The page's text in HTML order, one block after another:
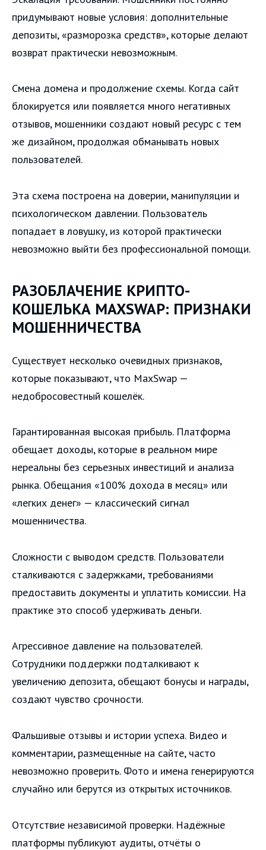
придумывают новые условия: дополнительные
депозиты, «разморозка средств», которые делают
возврат практически невозможным.
Смена домена и продолжение схемы. Когда сайт
блокируется или появляется много негативных
отзывов, мошенники создают новый ресурс с тем
же дизайном, продолжая обманывать новых
пользователей.
Эта схема построена на доверии, манипуляции и
психологическом давлении. Пользователь
попадает в ловушку, из которой практически
невозможно выйти без профессиональной помощи.
РАЗОБЛАЧЕНИЕ КРИПТО-
КОШЕЛЬКА MAXSWAP: ПРИЗНАКИ
МОШЕННИЧЕСТВА
Существует несколько очевидных признаков,
которые показывают, что MaxSwap —
недобросовестный кошелёк.
Гарантированная высокая прибыль. Платформа
обещает доходы, которые в реальном мире
нереальны без серьезных инвестиций и анализа
рынка. Обещания «100% дохода в месяц» или
«легких денег» — классический сигнал
мошенничества.
Сложности с выводом средств. Пользователи
сталкиваются с задержками, требованиями
предоставить документы и уплатить комиссии. На
практике это способ удерживать деньги.
Агрессивное давление на пользователей.
Сотрудники поддержки подталкивают к
увеличению депозита, обещают бонусы и награды,
создают чувство срочности.
Фальшивые отзывы и истории успеха. Видео и
комментарии, размещенные на сайте, часто
невозможно проверить. Фото и имена генерируются
случайно или берутся из открытых источников.
Отсутствие независимой проверки. Надёжные
платформы публикуют аудиты, отчёты о